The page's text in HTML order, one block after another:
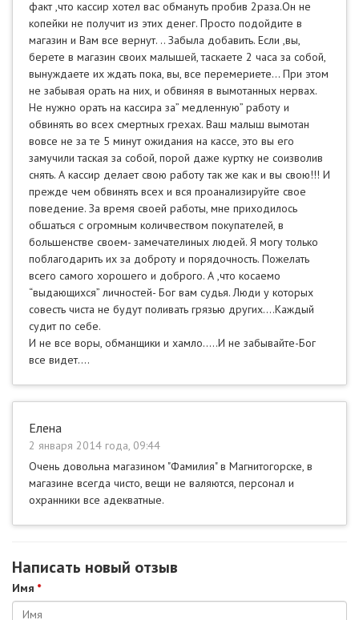
факт ,что кассир хотел вас обмануть пробив 2раза.Он не
копейки не получит из этих денег. Просто подойдите в
магазин и Вам все вернут. .. Забыла добавить. Если ,вы,
берете в магазин своих малышей, таскаете 2 часа за собой,
вынуждаете их ждать пока, вы, все перемериете… При этом
не забывая орать на них, и обвиняя в вымотанных нервах.
Не нужно орать на кассира за” медленную” работу и
обвинять во всех смертных грехах. Ваш малыш вымотан
вовсе не за те 5 минут ожидания на кассе, это вы его
замучили таская за собой, порой даже куртку не соизволив
снять. А кассир делает свою работу так же как и вы свою!!! И
прежде чем обвинять всех и вся проанализируйте свое
поведение. За время своей работы, мне приходилось
обшаться с огромным количвеством покупателей, в
большенстве своем- замечателиных людей. Я могу только
поблагодарить их за доброту и порядочность. Пожелать
всего самого хорошего и доброго. А ,что косаемо
“выдающихся” личностей- Бог вам судья. Люди у которых
совесть чиста не будут поливать грязью других.…Каждый
судит по себе.
И не все воры, обманщики и хамло.....И не забывайте-Бог
все видет....
Елена
2 января 2014 года, 09:44
Очень довольна магазином "Фамилия" в Магнитогорске, в
магазине всегда чисто, вещи не валяются, персонал и
охранники все адекватные.
Написать новый отзыв
Имя *